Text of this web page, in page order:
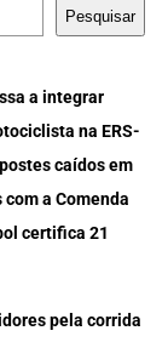
Pesquisar
a integrar
na ERS-
caídos em
a Comenda
certifica 21
pela corrida